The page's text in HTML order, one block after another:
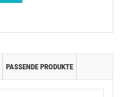
PASSENDE PRODUKTE